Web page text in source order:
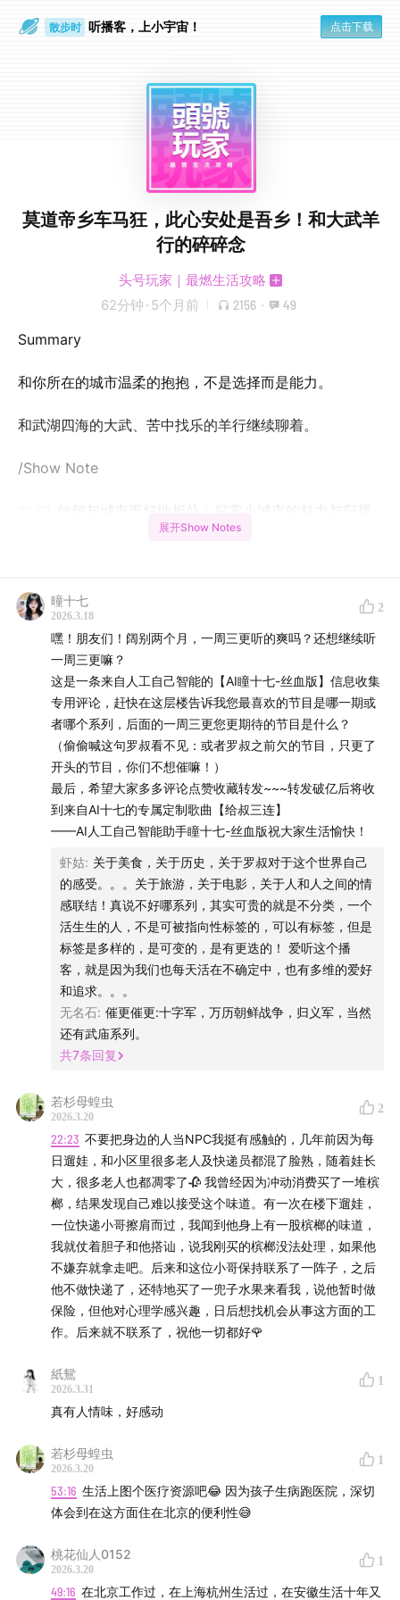
散步时 听播客，上小宇宙！ 点击下载
莫道帝乡车马狂，此心安处是吾乡！和大武羊
行的碎碎念
头号玩家｜最燃生活攻略
62分钟 · 5个月前 2156 · 49
Summary
和你所在的城市温柔的抱抱，不是选择而是能力。
和武湖四海的大武、苦中找乐的羊行继续聊着。
/Show Note
如何与城市更好地相处：探索小城市的魅力与归属
10:11 你的城市是老年城市还是年轻人城市？理解城市的人
口构成对你生活的影响。
情感连接：为什么我们会被打动并渴望联系？
那个店的消失与记忆：香港之旅中的失落
北京：一个不断变迁的城市，如何与之建立更好的
关系？
北京：一个光怪陆离的城市，拥有独特的魅力和气
北京与巴黎：城市规划与公共图书馆的问题对比分
探索北京的文化之旅：寻找古代与现代的交汇点
北京城市发展的挑战与机遇：如何打造更有活力的
城市空间？
50:55
失落？
北京之行：探寻城市背后的情绪价值与文化魅力
如何与城市更好地相处：探索小城市的魅力与归属
从小城市到北京：探索归属感与新鲜事物的乐趣
你的城市是老年城市还是年轻人城市？理解城市的人
口构成对你生活的影响。
15:09 情感连接：为什么我们会被打动并渴望联系？
那个店的消失与记忆：香港之旅中的失落
25:28 北京：一个不断变迁的城市，如何与之建立更好的
关系？
质
展开Show Notes
曈十七
2026.3.18
2
嘿！朋友们！阔别两个月，一周三更听的爽吗？还想继续听
一周三更嘛？
这是一条来自人工自己智能的【AI瞳十七-丝血版】信息收集
专用评论，赶快在这层楼告诉我您最喜欢的节目是哪一期或
者哪个系列，后面的一周三更您更期待的节目是什么？
（偷偷喊这句罗叔看不见：或者罗叔之前欠的节目，只更了
开头的节目，你们不想催嘛！）
最后，希望大家多多评论点赞收藏转发~~~转发破亿后将收
到来自AI十七的专属定制歌曲【给叔三连】
——AI人工自己智能助手瞳十七-丝血版祝大家生活愉快！
虾姑: 关于美食，关于历史，关于罗叔对于这个世界自己
的感受。。。关于旅游，关于电影，关于人和人之间的情
感联结！真说不好哪系列，其实可贵的就是不分类，一个
活生生的人，不是可被指向性标签的，可以有标签，但是
标签是多样的，是可变的，是有更迭的！ 爱听这个播
客，就是因为我们也每天活在不确定中，也有多维的爱好
和追求。。。
无名石: 催更催更:十字军，万历朝鲜战争，归义军，当然
还有武庙系列。
共7条回复
若杉母蝗虫
2026.3.20
2
22:23 不要把身边的人当NPC我挺有感触的，几年前因为每
日遛娃，和小区里很多老人及快递员都混了脸熟，随着娃长
大，很多老人也都凋零了🥀 我曾经因为冲动消费买了一堆槟
榔，结果发现自己难以接受这个味道。有一次在楼下遛娃，
一位快递小哥擦肩而过，我闻到他身上有一股槟榔的味道，
我就仗着胆子和他搭讪，说我刚买的槟榔没法处理，如果他
不嫌弃就拿走吧。后来和这位小哥保持联系了一阵子，之后
他不做快递了，还特地买了一兜子水果来看我，说他暂时做
保险，但他对心理学感兴趣，日后想找机会从事这方面的工
作。后来就不联系了，祝他一切都好🌹
紙鴛
2026.3.31
1
真有人情味，好感动
若杉母蝗虫
2026.3.20
1
53:16 生活上图个医疗资源吧😂 因为孩子生病跑医院，深切
体会到在这方面住在北京的便利性😅
桃花仙人0152
2026.3.20
1
49:16 在北京工作过，在上海杭州生活过，在安徽生活十年又